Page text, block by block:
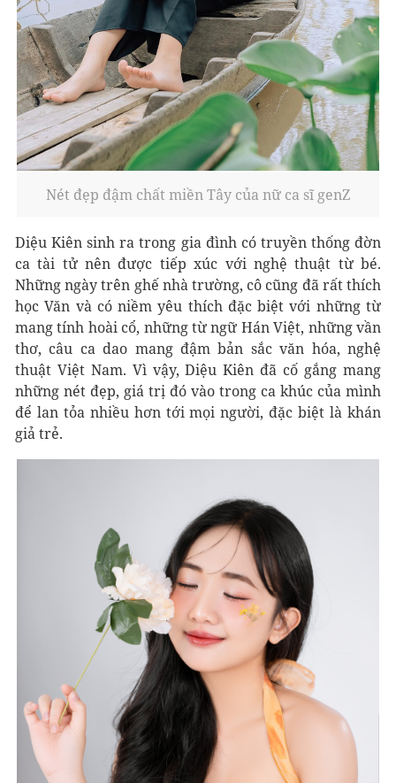
Nét đẹp đậm chất miền Tây của nữ ca sĩ genZ
Diệu Kiên sinh ra trong gia đình có truyền thống đờn
ca tài tử nên được tiếp xúc với nghệ thuật từ bé.
Những ngày trên ghế nhà trường, cô cũng đã rất thích
học Văn và có niềm yêu thích đặc biệt với những từ
mang tính hoài cổ, những từ ngữ Hán Việt, những vần
thơ, câu ca dao mang đậm bản sắc văn hóa, nghệ
thuật Việt Nam. Vì vậy, Diệu Kiên đã cố gắng mang
những nét đẹp, giá trị đó vào trong ca khúc của mình
để lan tỏa nhiều hơn tới mọi người, đặc biệt là khán
giả trẻ.